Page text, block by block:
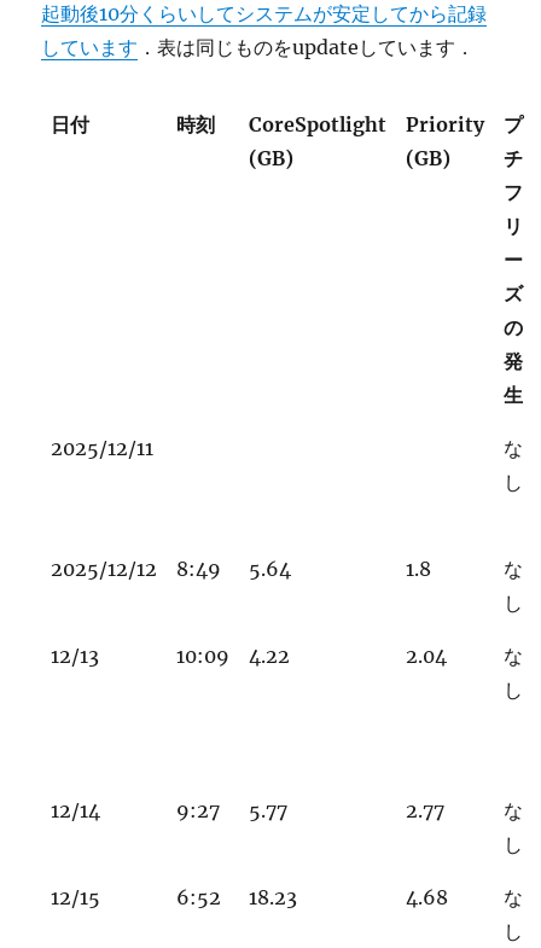
起動後10分くらいしてシステムが安定してから記録
しています ．表は同じものをupdateしています．
日付 時刻
CoreSpotlight
(GB)
Priority
(GB)
プ
チ
フ
リ
ー
ズ
の
発
生
2025/12/11
な
し
2025/12/12 8:49 5.64 1.8
な
し
12/13 10:09 4.22 2.04
な
し
12/14 9:27 5.77 2.77
な
し
12/15 6:52 18.23 4.68
な
し